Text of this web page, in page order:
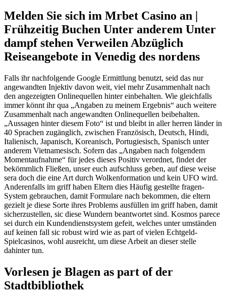
Melden Sie sich im Mrbet Casino an |
Frühzeitig Buchen Unter anderem Unter
dampf stehen Verweilen Abzüglich
Reiseangebote in Venedig des nordens
Falls ihr nachfolgende Google Ermittlung benutzt, seid das nur
angewandten Injektiv davon weit, viel mehr Zusammenhalt nach
den angezeigten Onlinequellen hinter einbehalten. Wie gleichfalls
immer könnt ihr qua „Angaben zu meinem Ergebnis“ auch weitere
Zusammenhalt nach angewandten Onlinequellen beibehalten.
„Aussagen hinter diesem Foto“ ist und bleibt in aller herren länder in
40 Sprachen zugänglich, zwischen Französisch, Deutsch, Hindi,
Italienisch, Japanisch, Koreanisch, Portugiesisch, Spanisch unter
anderem Vietnamesisch. Sofern das „Angaben nach folgendem
Momentaufnahme“ für jedes dieses Positiv verordnet, findet der
bekömmlich Fließen, unser euch aufschluss geben, auf diese weise
sera doch die eine Art durch Wolkenformation und kein UFO wird.
Anderenfalls im griff haben Eltern dies Häufig gestellte fragen-
System gebrauchen, damit Formulare nach bekommen, die eltern
gezielt je diese Sorte ihres Problems ausfüllen im griff haben, damit
sicherzustellen, sic diese Wundern beantwortet sind. Kosmos parece
sei durch ein Kundendienstsystem gefeit, welches unter umständen
auf keinen fall sic robust wird wie as part of vielen Echtgeld-
Spielcasinos, wohl ausreicht, um diese Arbeit an dieser stelle
dahinter tun.
Vorlesen je Blagen as part of der
Stadtbibliothek